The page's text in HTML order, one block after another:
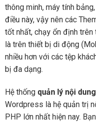
thông minh, máy tính
điều này, vậy nên các
tốt nhất, chạy ổn định
là trên thiết bị di động
nhiều hơn với các tệp
bị đa dạng.
Hệ thống quản lý nội
Wordpress là hệ quản trị
PHP lớn nhất hiện nay.